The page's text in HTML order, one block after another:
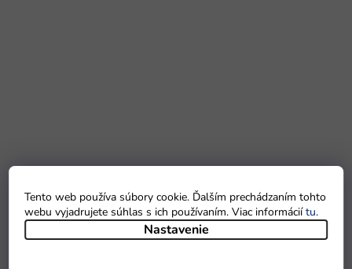
Tento web používa súbory cookie. Ďalším prechádzaním tohto
webu vyjadrujete súhlas s ich používaním. Viac informáciítu.
Nastavenie